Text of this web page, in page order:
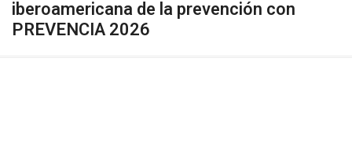
iberoamericana de la prevención con
PREVENCIA 2026